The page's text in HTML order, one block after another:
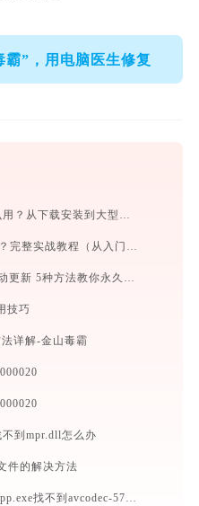
”，用电脑医生修复
华为云WeLink视频会议怎么用？从下载安装到大型会议主持的全流程指南
Adobe Audition降噪怎么用？完整实战教程（从入门到异常排查）
Win10如何彻底永久关闭自动更新 5种方法教你永久关闭win10自动更新
技巧
详解-金山毒霸
不到mpr.dll怎么办
件的解决方法
无线宽带客户端程序 打开App.exe找不到avcodec-57.dll怎么办